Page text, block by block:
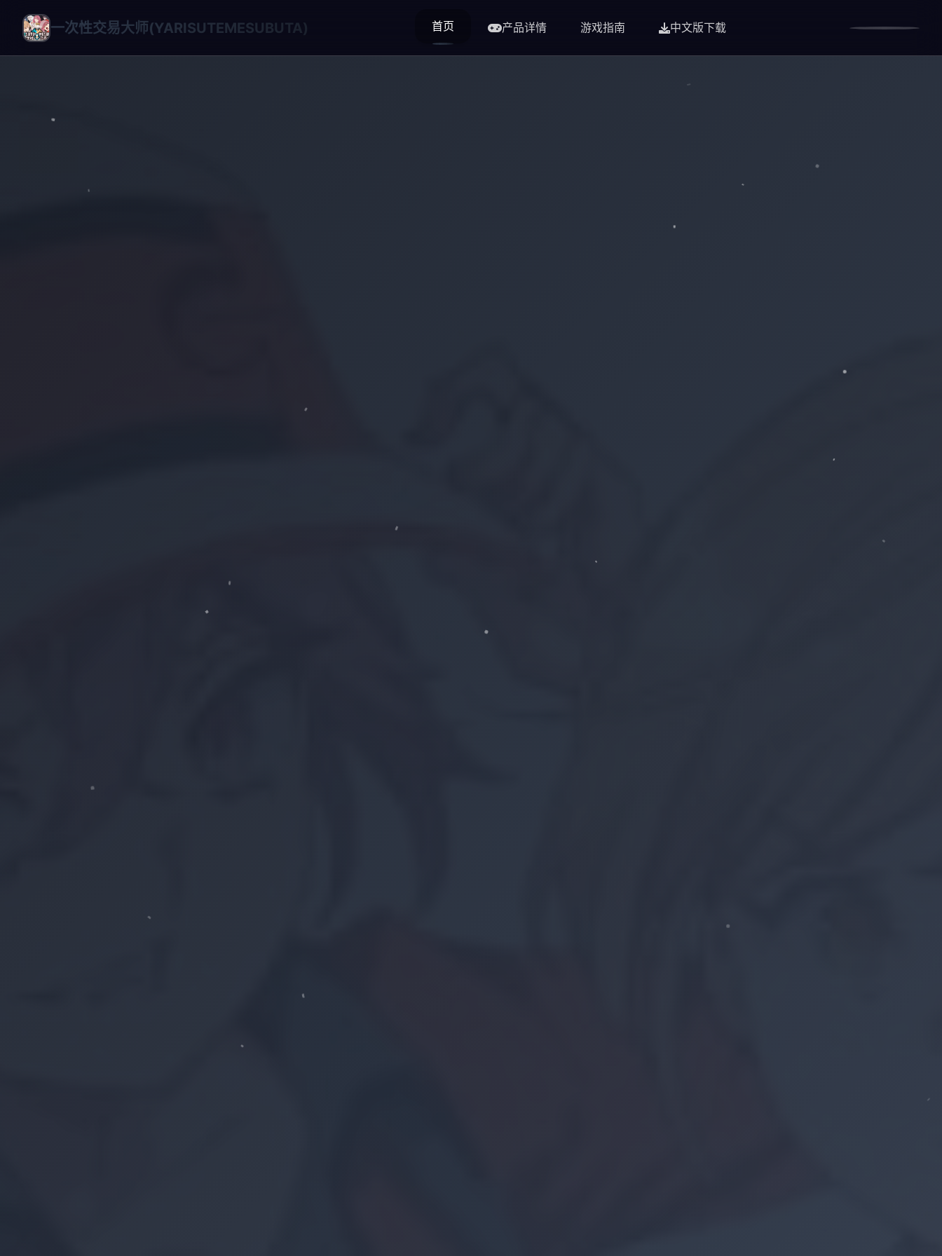
一次性交易大师(YARISUTEMESUBUTA) 首页 产品详情 游戏指南 中文版下载